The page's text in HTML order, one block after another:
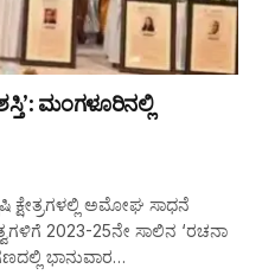
ಮಂಗಳೂರಿನಲ್ಲಿ
ಕ್ಷೇತ್ರಗಳಲ್ಲಿ ಅಮೋಘ ಸಾಧನೆ
2023-25ನೇ ಸಾಲಿನ ‘ರಚನಾ
ಭಾನುವಾರ…